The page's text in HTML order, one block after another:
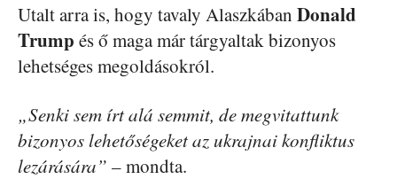
Utalt arra is, hogy tavaly Alaszkában Donald
Trump és ő maga már tárgyaltak bizonyos
lehetséges megoldásokról.
„Senki sem írt alá semmit, de megvitattunk
bizonyos lehetőségeket az ukrajnai konfliktus
lezárására” – mondta.